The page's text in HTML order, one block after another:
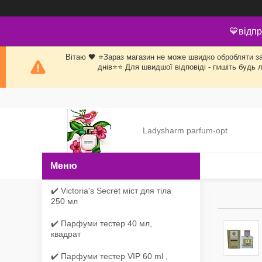
Вітаю 🖤 ⭐Зараз магазин не може швидко обробляти
днів⭐⭐ Для швидшої відповіді - пишіть
Ladysharm parfum-opt
✔️ Victoria's Secret міст для тіла
250 мл
✔️ Парфуми тестер 40 мл,
квадрат
✔️ Парфуми тестер VIP 60 ml ,